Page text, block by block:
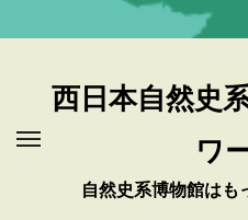
西日本自然史
ワ
自然史系博物館はも